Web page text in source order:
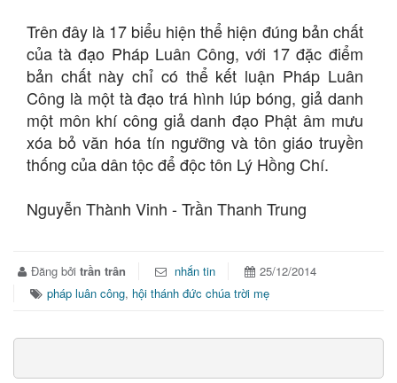
Trên đây là 17 biểu hiện thể hiện đúng bản chất
của tà đạo Pháp Luân Công, với 17 đặc điểm
bản chất này chỉ có thể kết luận Pháp Luân
Công là một tà đạo trá hình lúp bóng, giả danh
một môn khí công giả danh đạo Phật âm mưu
xóa bỏ văn hóa tín ngưỡng và tôn giáo truyền
thống của dân tộc để độc tôn Lý Hồng Chí.
Nguyễn Thành Vinh - Trần Thanh Trung
Đăng bởi trần trân nhắn tin
25/12/2014
pháp luân công, hội thánh đức chúa trời mẹ